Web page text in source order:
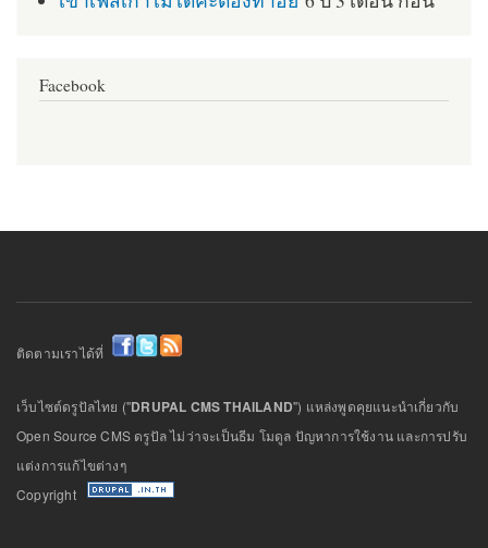
Facebook
ติดตามเราได้ที่
เว็บไซต์ดรูปัลไทย ("DRUPAL CMS THAILAND") แหล่งพูดคุยแนะนำเกี่ยวกับ
Open Source CMS ดรูปัล ไม่ว่าจะเป็นธีม โมดูล ปัญหาการใช้งาน และการปรับ
แต่งการแก้ไขต่างๆ
Copyright